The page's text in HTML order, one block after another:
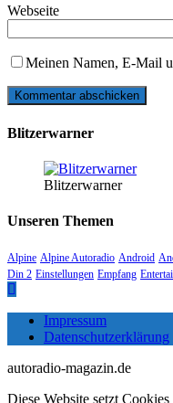
Webseite
Meinen Namen, E-Mail
Blitzerwarner
Blitzerwarner
Unseren Themen
Alpine Alpine Autoradio Android
Din 2 Einstellungen Empfang
Impressum
Datenschutzerklärung
autoradio-magazin.de
Diese Website setzt